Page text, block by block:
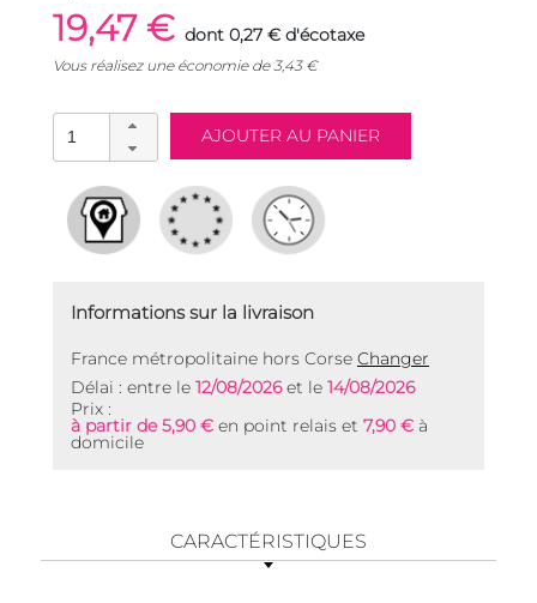
19,47 € dont 0,27 € d'écotaxe
Vous réalisez une économie de3,43€
Informations sur la livraison
France métropolitaine hors Corse Changer
Délai : entre le 12/08/2026et le 14/08/2026
Prix :
à partir de 5,90 € en point relais et 7,90 € à
domicile
CARACTÉRISTIQUES